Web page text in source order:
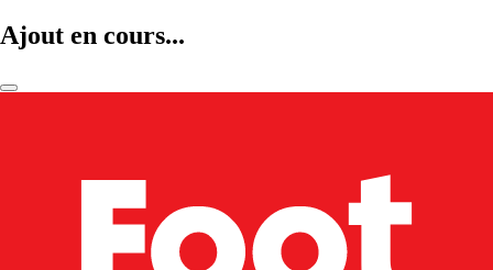
Ajout en cours...